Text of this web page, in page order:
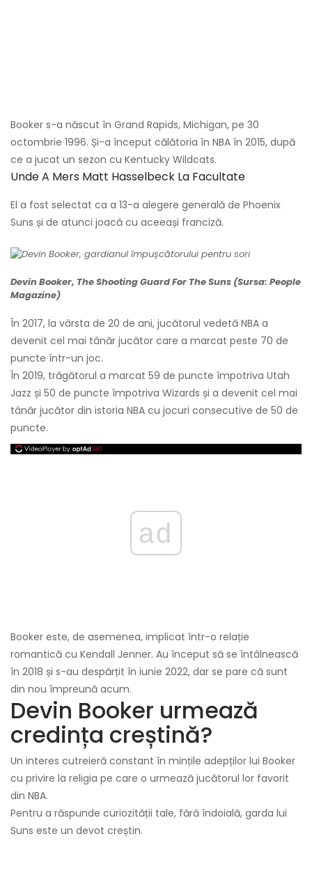
Booker s-a născut în Grand Rapids, Michigan, pe 30
octombrie 1996. Și-a început călătoria în NBA în 2015, după
ce a jucat un sezon cu Kentucky Wildcats.
Unde A Mers Matt Hasselbeck La Facultate
El a fost selectat ca a 13-a alegere generală de Phoenix
Suns și de atunci joacă cu aceeași franciză.
Devin Booker, The Shooting Guard For The Suns (Sursa: People
Magazine)
În 2017, la vârsta de 20 de ani, jucătorul vedetă NBA a
devenit cel mai tânăr jucător care a marcat peste 70 de
puncte într-un joc.
În 2019, trăgătorul a marcat 59 de puncte împotriva Utah
Jazz și 50 de puncte împotriva Wizards și a devenit cel mai
tânăr jucător din istoria NBA cu jocuri consecutive de 50 de
puncte.
ad
Booker este, de asemenea, implicat într-o relație
romantică cu Kendall Jenner. Au început să se întâlnească
în 2018 și s-au despărțit în iunie 2022, dar se pare că sunt
din nou împreună acum.
Devin Booker urmează
credința creștină?
Un interes cutreieră constant în mințile adepților lui Booker
cu privire la religia pe care o urmează jucătorul lor favorit
din NBA.
Pentru a răspunde curiozității tale, fără îndoială, garda lui
Suns este un devot creștin.